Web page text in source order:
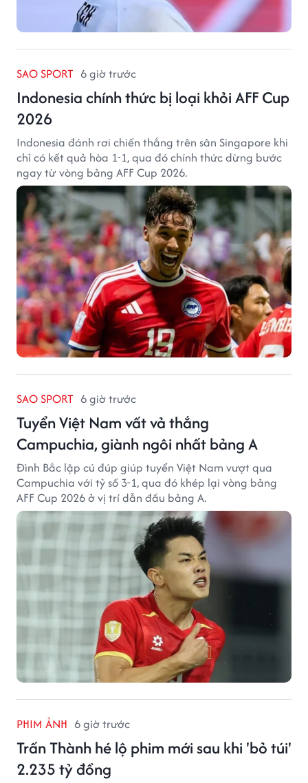
SAO SPORT 6 giờ trước
Indonesia chính thức bị loại khỏi AFF Cup
2026
Indonesia đánh rơi chiến thắng trên sân Singapore khi
chỉ có kết quả hòa 1-1, qua đó chính thức dừng bước
ngay từ vòng bảng AFF Cup 2026.
SAO SPORT 6 giờ trước
Tuyển Việt Nam vất vả thắng
Campuchia, giành ngôi nhất bảng A
Đình Bắc lập cú đúp giúp tuyển Việt Nam vượt qua
Campuchia với tỷ số 3-1, qua đó khép lại vòng bảng
AFF Cup 2026 ở vị trí dẫn đầu bảng A.
PHIM ẢNH 6 giờ trước
Trấn Thành hé lộ phim mới sau khi 'bỏ túi'
2.235 tỷ đồng